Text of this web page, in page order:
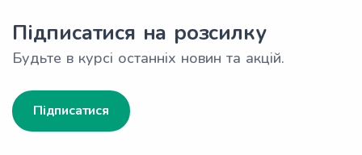
Підписатися на розсилку
Будьте в курсі останніх новин та акцій.
Підписатися